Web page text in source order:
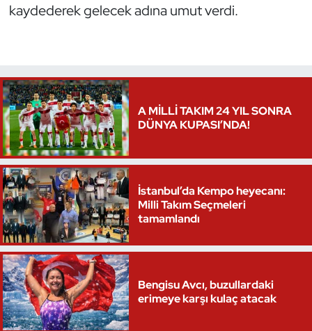
kaydederek gelecek adına umut verdi.
A MİLLİ TAKIM 24 YIL SONRA
DÜNYA KUPASI’NDA!
İstanbul’da Kempo heyecanı:
Milli Takım Seçmeleri
tamamlandı
Bengisu Avcı, buzullardaki
erimeye karşı kulaç atacak